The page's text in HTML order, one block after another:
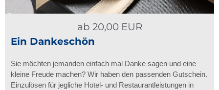
ab 20,00EUR
Ein Dankeschön
Sie möchten jemanden einfach mal Danke sagen und eine
kleine Freude machen? Wir haben den passenden Gutschein.
Einzulösen für jegliche Hotel- und Restaurantleistungen in